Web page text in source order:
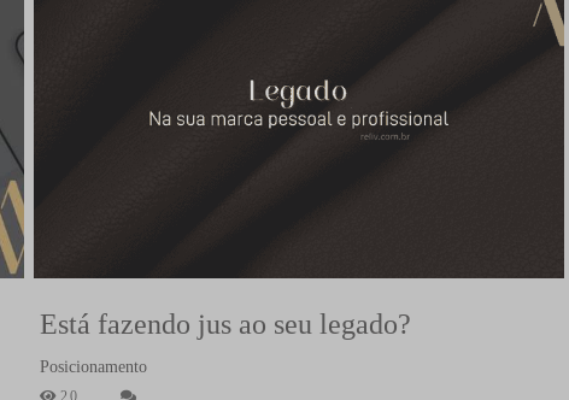
Está fazendo jus ao seu legado?
Posicionamento